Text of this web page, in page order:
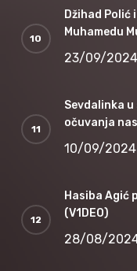
Džihad Polić
Muhamedu
23/09/2024
Sevdalinka u
očuvanja
10/09/2024
Hasiba Agić
(V1DEO)
28/08/